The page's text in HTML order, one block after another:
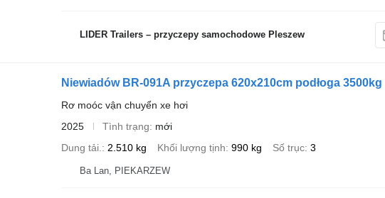
LIDER Trailers – przyczepy samochodowe Pleszew
Niewiadów BR-091A przyczepa 620x210cm podłoga 3500kg
Rơ moóc vận chuyển xe hơi
2025
Tình trạng
mới
Dung tải.
2.510 kg Khối lượng tịnh 990 kg Số trục 3
Ba Lan, PIEKARZEW